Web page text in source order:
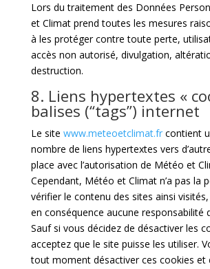
Lors du traitement des Données
et Climat prend toutes les mesures
à les protéger contre toute perte,
accès non autorisé, divulgation,
destruction.
8. Liens hypertextes «
balises (“tags”) internet
Le site www.meteoetclimat.frcontient
nombre de liens hypertextes vers
place avec l’autorisation de Météo et
Cependant, Météo et Climat n’a pas la
vérifier le contenu des sites ainsi visités,
en conséquence aucune responsabilité
Sauf si vous décidez de désactiver les
acceptez que le site puisse les utiliser.
tout moment désactiver ces cookies et